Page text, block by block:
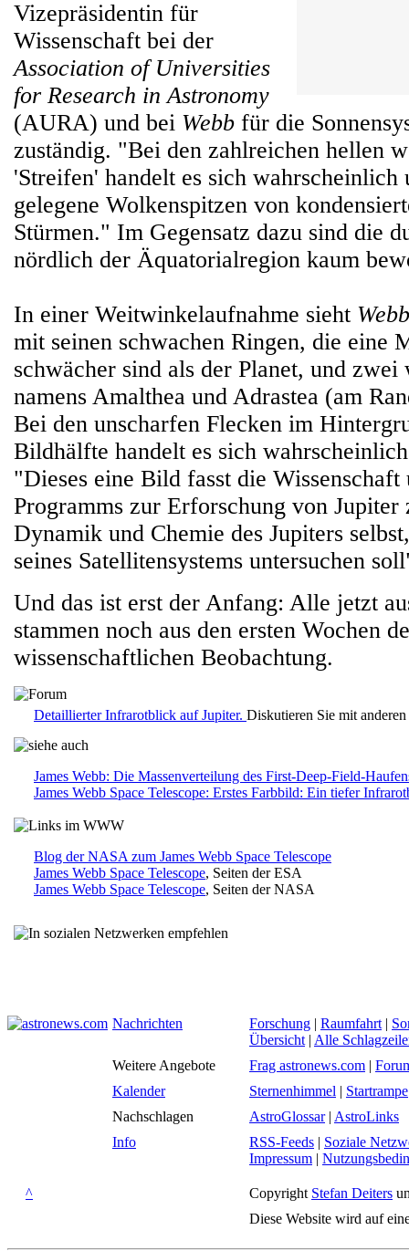
Vizepräsidentin für
Wissenschaft bei der
Association of Universities
for Research in Astronomy
(AURA) und bei Webb für die
zuständig. "Bei den zahlreichen hellen
'Streifen' handelt es sich wahrscheinlich
gelegene Wolkenspitzen von
Stürmen." Im Gegensatz dazu sind die
nördlich der Äquatorialregion kaum
In einer Weitwinkelaufnahme sieht Webb
mit seinen schwachen Ringen, die eine
schwächer sind als der Planet, und
namens Amalthea und Adrastea (am
Bei den unscharfen Flecken im
Bildhälfte handelt es sich
"Dieses eine Bild fasst die Wissenschaft
Programms zur Erforschung von Jupiter
Dynamik und Chemie des Jupiters
seines Satellitensystems untersuchen
Und das ist erst der Anfang: Alle jetzt
stammen noch aus den ersten Wochen
wissenschaftlichen Beobachtung.
Detaillierter Infrarotblick auf Jupiter. Diskutieren Sie mit
James Webb: Die Massenverteilung des First-Deep-Field-
James Webb Space Telescope: Erstes Farbbild: Ein tiefer
Blog der NASA zum James Webb Space Telescope
James Webb Space Telescope, Seiten der ESA
James Webb Space Telescope, Seiten der NASA
Nachrichten Forschung | Raumfahrt |
Übersicht | Alle
Weitere Angebote
Frag astronews.com |
Kalender
Sternenhimmel | Startrampe
Nachschlagen
AstroGlossar| AstroLinks
Info
RSS-Feeds | Soziale
Impressum |
^ Copyright Stefan Deiters
Diese Website wird auf